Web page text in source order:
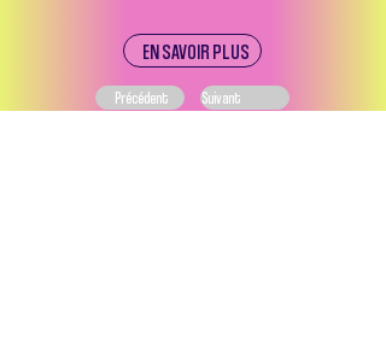
EN SAVOIR PLUS
Précédent Suivant